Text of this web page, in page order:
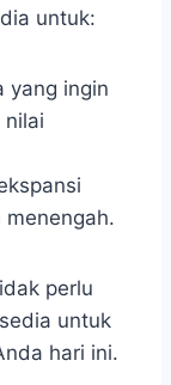
untuk:
yang ingin
perlu
untuk
hari ini.